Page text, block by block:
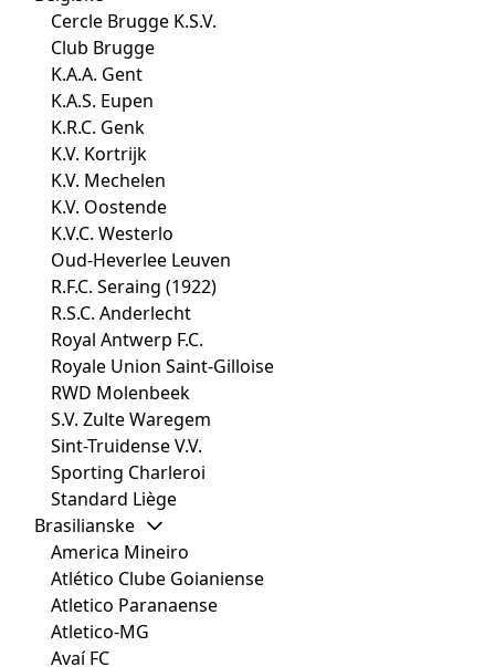
Cercle Brugge K.S.V.
Club Brugge
K.A.A. Gent
K.A.S. Eupen
K.R.C. Genk
K.V. Kortrijk
K.V. Mechelen
K.V. Oostende
K.V.C. Westerlo
Oud-Heverlee Leuven
R.F.C. Seraing (1922)
R.S.C. Anderlecht
Royal Antwerp F.C.
Royale Union Saint-Gilloise
RWD Molenbeek
S.V. Zulte Waregem
Sint-Truidense V.V.
Sporting Charleroi
Standard Liège
Brasilianske
America Mineiro
Atlético Clube Goianiense
Atletico Paranaense
Atletico-MG
Avaí FC